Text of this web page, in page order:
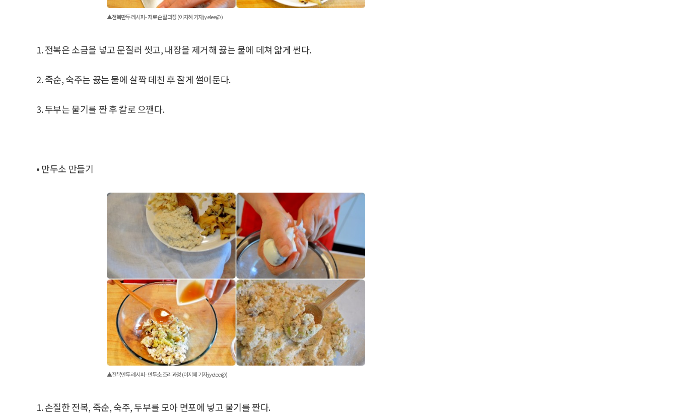
▲전복만두 레시피 - 재료 손질 과정 (이지혜 기자 jyelee@)
1. 전복은 소금을 넣고 문질러 씻고, 내장을 제거해 끓는 물에 데쳐 얇게 썬다.
2. 죽순, 숙주는 끓는 물에 살짝 데친 후 잘게 썰어둔다.
3. 두부는 물기를 짠 후 칼로 으깬다.
• 만두소 만들기
▲전복만두 레시피 - 만두소 조리 과정 (이지혜 기자 jyelee@)
1. 손질한 전복, 죽순, 숙주, 두부를 모아 면포에 넣고 물기를 짠다.